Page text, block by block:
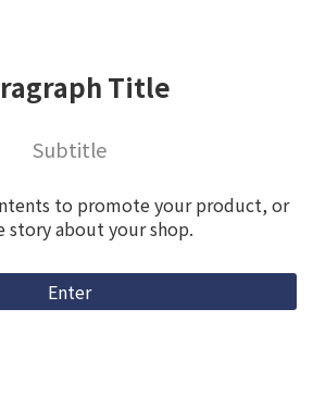
Title
Subtitle
to promote your product, or
story about your shop.
Enter